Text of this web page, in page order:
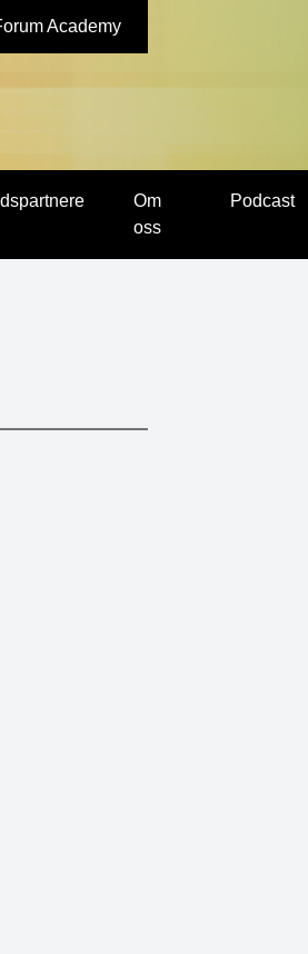
Academy
Om
oss
Podcast